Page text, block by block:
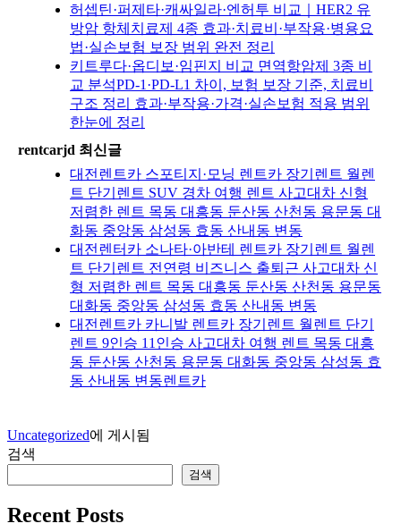
허셉틴·퍼제타·캐싸일라·엔허투 비교｜HER2 유
방암 항체치료제 4종 효과·치료비·부작용·병용요
법·실손보험 보장 범위 완전 정리
키트루다·옵디보·임핀지 비교 면역항암제 3종 비
교 분석PD-1·PD-L1 차이, 보험 보장 기준, 치료비
구조 정리 효과·부작용·가격·실손보험 적용 범위
한눈에 정리
rentcarjd 최신글
대전렌트카 스포티지·모닝 렌트카 장기렌트 월렌
트 단기렌트 SUV 경차 여행 렌트 사고대차 신형
저렴한 렌트 목동 대흥동 둔산동 산천동 용문동 대
화동 중앙동 삼성동 효동 산내동 변동
대전렌터카 소나타·아반테 렌트카 장기렌트 월렌
트 단기렌트 전연령 비즈니스 출퇴근 사고대차 신
형 저렴한 렌트 목동 대흥동 둔산동 산천동 용문동
대화동 중앙동 삼성동 효동 산내동 변동
대전렌트카 카니발 렌트카 장기렌트 월렌트 단기
렌트 9인승 11인승 사고대차 여행 렌트 목동 대흥
동 둔산동 산천동 용문동 대화동 중앙동 삼성동 효
동 산내동 변동렌트카
Uncategorized에 게시됨
검색
검색
Recent Posts